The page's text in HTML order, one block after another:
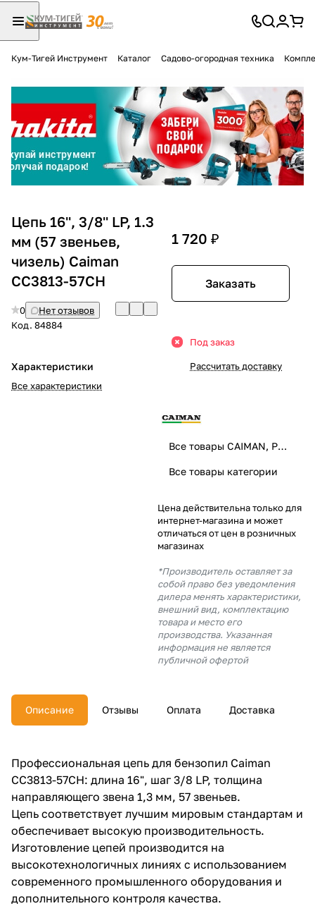
Кум-Тигей Инструмент Каталог Садово-огородная техника
Цепь 16'', 3/8'' LP, 1.3
мм (57 звеньев,
чизель) Caiman
CC3813-57CH
0
Нет отзывов
Код. 84884
Характеристики
Все характеристики
1 720 ₽
Заказать
Под заказ
Рассчитать доставку
Все товары CAIMAN, PUBERT
Все товары категории
Цена действительна только для
интернет-магазина и может
отличаться от цен в розничных
магазинах
*Производитель оставляет за
собой право без уведомления
дилера менять характеристики,
внешний вид, комплектацию
товара и место его
производства. Указанная
информация не является
публичной офертой
Описание Отзывы Оплата Доставка
Профессиональная цепь для бензопил Caiman
CC3813-57CH: длина 16", шаг 3/8 LP, толщина
направляющего звена 1,3 мм, 57 звеньев.
Цепь соответствует лучшим мировым стандартам и
обеспечивает высокую производительность.
Изготовление цепей производится на
высокотехнологичных линиях с использованием
современного промышленного оборудования и
дополнительного контроля качества.
Разбейте
оплатуна части
без переплат
График платежей
Сегодня
25%
% картой любого банка
% будут
с вашей карты
раз в 2
недели